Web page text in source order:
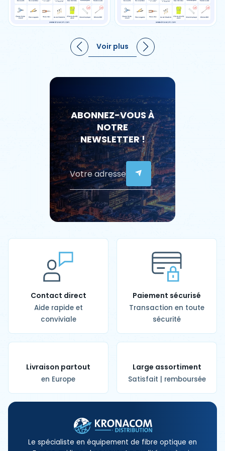
Voir plus
ABONNEZ-VOUS À
NOTRE
NEWSLETTER !
Contact direct
Aide rapide et
conviviale
Paiement sécurisé
Transaction en toute
sécurité
Livraison partout
en Europe
Large assortiment
Satisfait | remboursée
Le spécialiste en équipement de fibre optique en